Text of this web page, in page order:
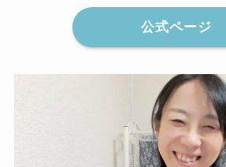
公式ページ